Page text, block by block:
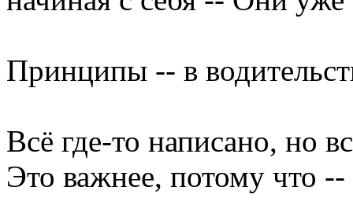
Принципы -- в
Всё где-то написано, но
Это важнее, потому что